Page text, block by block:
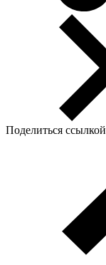
Поделиться ссылкой